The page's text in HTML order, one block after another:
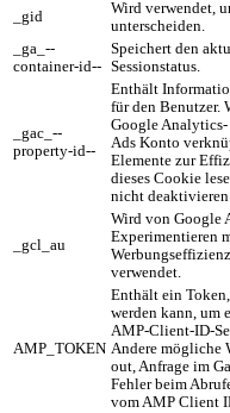
_gid
Wird verwendet,
unterscheiden.
_ga_--
container-id--
Speichert den
Sessionstatus.
_gac_--
property-id--
Enthält
für den Benutzer.
Google
Ads Konto
Elemente zur
dieses Cookie
nicht
_gcl_au
Wird von Google
Experimentieren
verwendet.
AMP_TOKEN
Enthält ein
werden kann, um
AMP-Client-ID-
Andere mögliche
out, Anfrage im
Fehler beim
vom AMP Client